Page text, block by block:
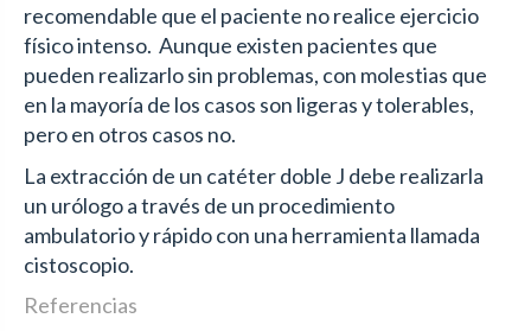
recomendable que el paciente no realice ejercicio
físico intenso. Aunque existen pacientes que
pueden realizarlo sin problemas, con molestias que
en la mayoría de los casos son ligeras y tolerables,
pero en otros casos no.
La extracción de un catéter doble J debe realizarla
un urólogo a través de un procedimiento
ambulatorio y rápido con una herramienta llamada
cistoscopio.
Referencias